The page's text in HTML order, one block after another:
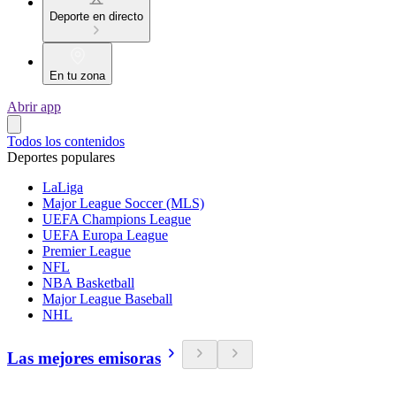
Deporte en directo
En tu zona
Abrir app
Todos los contenidos
Deportes populares
LaLiga
Major League Soccer (MLS)
UEFA Champions League
UEFA Europa League
Premier League
NFL
NBA Basketball
Major League Baseball
NHL
Las mejores emisoras